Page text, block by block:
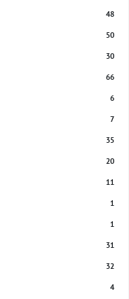
48
50
30
66
6
7
35
20
11
1
1
31
32
4